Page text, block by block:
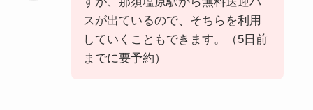
スが出ているので、そちらを利用
していくこともできます。（5日前
までに要予約）